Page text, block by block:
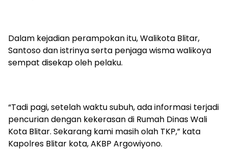
Dalam kejadian perampokan itu, Walikota Blitar,
Santoso dan istrinya serta penjaga wisma walikoya
sempat disekap oleh pelaku.
“Tadi pagi, setelah waktu subuh, ada informasi terjadi
pencurian dengan kekerasan di Rumah Dinas Wali
Kota Blitar. Sekarang kami masih olah TKP,” kata
Kapolres Blitar kota, AKBP Argowiyono.